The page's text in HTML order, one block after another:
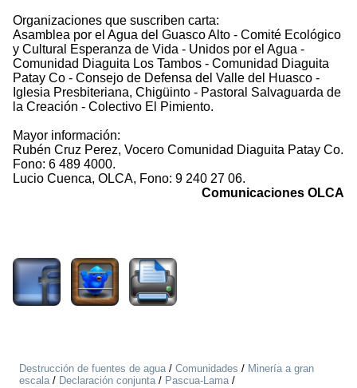
Organizaciones que suscriben carta:
Asamblea por el Agua del Guasco Alto - Comité Ecológico
y Cultural Esperanza de Vida - Unidos por el Agua -
Comunidad Diaguita Los Tambos - Comunidad Diaguita
Patay Co - Consejo de Defensa del Valle del Huasco -
Iglesia Presbiteriana, Chigüinto - Pastoral Salvaguarda de
la Creación - Colectivo El Pimiento.
Mayor información:
Rubén Cruz Perez, Vocero Comunidad Diaguita Patay Co.
Fono: 6 489 4000.
Lucio Cuenca, OLCA, Fono: 9 240 27 06.
Comunicaciones OLCA
Destrucción de fuentes de agua/ Comunidades / Minería a gran
escala/ Declaración conjunta/ Pascua-Lama/